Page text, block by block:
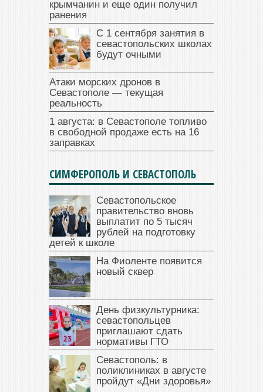
крымчанин и еще один получил
ранения
С 1 сентября занятия в
севастопольских школах
будут очными
Атаки морских дронов в
Севастополе — текущая
реальность
1 августа: в Севастополе топливо
в свободной продаже есть на 16
заправках
СИМФЕРОПОЛЬ И СЕВАСТОПОЛЬ
Севастопольское
правительство вновь
выплатит по 5 тысяч
рублей на подготовку
детей к школе
На Фиоленте появится
новый сквер
День физкультурника:
севастопольцев
приглашают сдать
нормативы ГТО
Севастополь: в
поликлиниках в августе
пройдут «Дни здоровья»